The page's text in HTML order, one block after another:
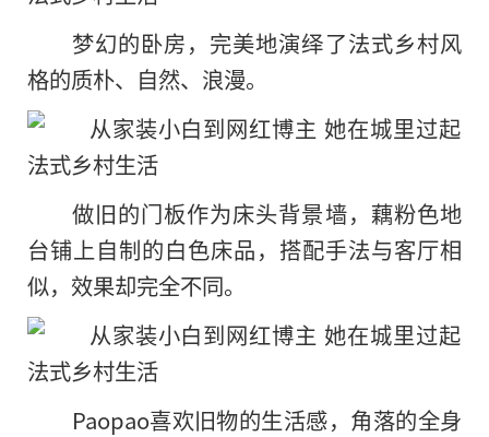
梦幻的卧房，完美地演绎了法式乡村风
格的质朴、自然、浪漫。
做旧的门板作为床头背景墙，藕粉色地
台铺上自制的白色床品，搭配手法与客厅相
似，效果却完全不同。
Paopao喜欢旧物的生活感，角落的全身